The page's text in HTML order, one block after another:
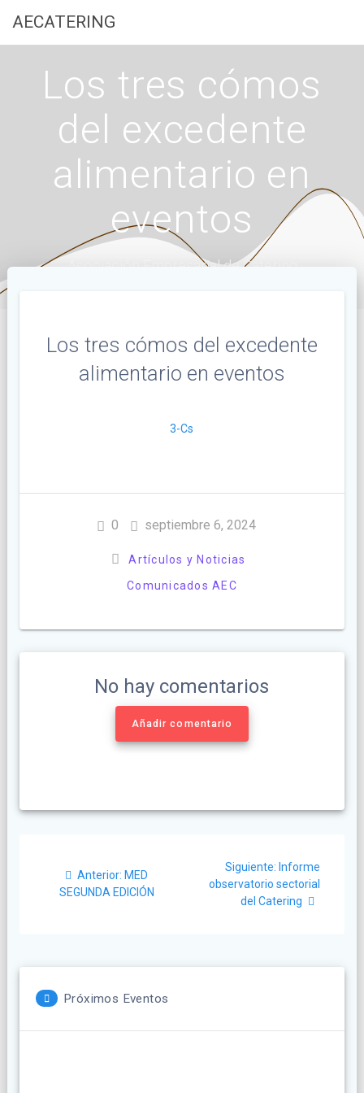
AECATERING
Los tres cómos
del excedente
alimentario en
eventos
Asociación Empresarial de Catering
Los tres cómos del excedente
alimentario en eventos
3-Cs
0 septiembre 6, 2024
Artículos y Noticias
Comunicados AEC
No hay comentarios
Añadir comentario
Anterior: Post
anterior:
MED
SEGUNDA EDICIÓN
Siguiente: Siguiente
post:
Informe
observatorio sectorial
del Catering
Próximos Eventos